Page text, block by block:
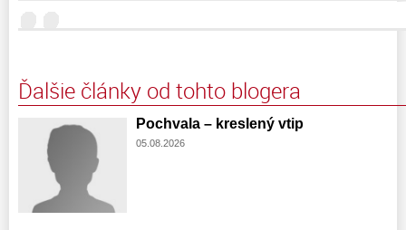
Ďalšie články od tohto blogera
Pochvala – kreslený vtip
05.08.2026